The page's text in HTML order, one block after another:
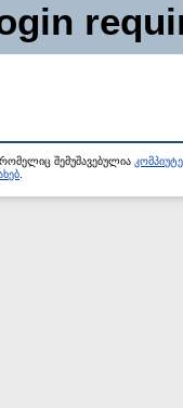
შემუშავებულია
.